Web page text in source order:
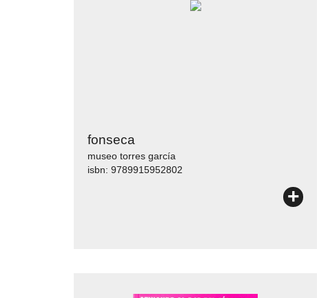
fonseca
museo torres garcía
isbn: 9789915952802
+